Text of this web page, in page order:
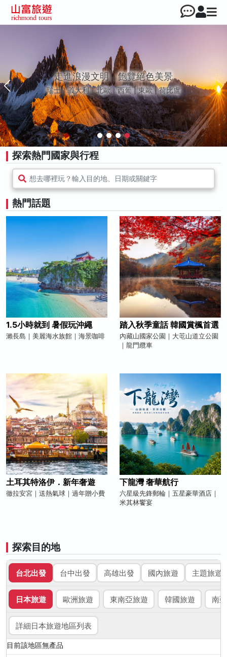
走進浪漫文明，飽覽絕色美景
瑞士｜義大利｜北歐｜西葡 | 東歐 | 荷比盧
探索熱門國家與行程
想去哪裡玩？輸入目的地、日期或關鍵字
熱門話題
1.5小時就到 暑假玩沖繩
瀨長島｜美麗海水族館｜海景咖啡
踏入秋季童話 韓國賞楓首選
內藏山國家公園｜大芚山道立公園
｜龍門纜車
土耳其特洛伊．新年奢遊
徹拉安宮｜送熱氣球｜過年贈小費
下龍灣 奢華航行
六星級先鋒郵輪｜五星豪華酒店｜
米其林饗宴
探索目的地
台北出發 台中出發 高雄出發 國內旅遊 主題旅遊
日本旅遊 歐洲旅遊 東南亞旅遊 韓國旅遊 南
詳細日本旅遊地區列表
目前該地區無產品